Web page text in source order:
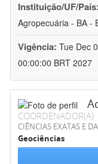
Instituição/UF/País:
Agropecuária - BA -
Vigência: Tue Dec
00:00:00 BRT 2027
COORDENADOR(A)
CIÊNCIAS EXATAS E
Geociências